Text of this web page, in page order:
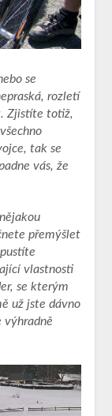
se
rozletí
Zjistíte totiž,
tak se
vás, že
přemýšlet
vlastnosti
se kterým
už jste dávno
výhradně